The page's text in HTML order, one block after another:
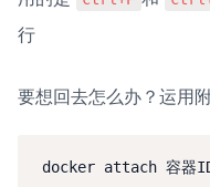
行
要想回去怎么办？运用